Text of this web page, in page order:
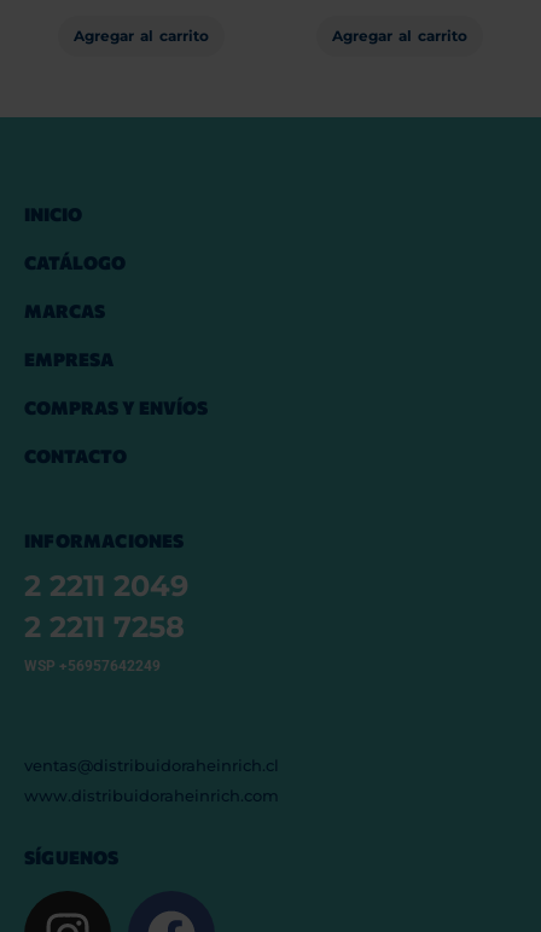
Agregar al carrito Agregar al carrito
INICIO
CATÁLOGO
MARCAS
EMPRESA
COMPRAS Y ENVÍOS
CONTACTO
INFORMACIONES
2 2211 2049
2 2211 7258
WSP +56957642249
ventas@distribuidoraheinrich.cl
www.distribuidoraheinrich.com
SÍGUENOS